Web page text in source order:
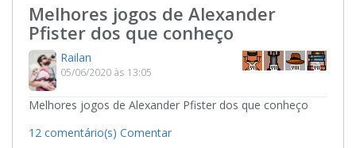
Melhores jogos de Alexander
Pfister dos que conheço
Railan
05/06/2020 às 13:05
Melhores jogos de Alexander Pfister dos que conheço
12 comentário(s) Comentar